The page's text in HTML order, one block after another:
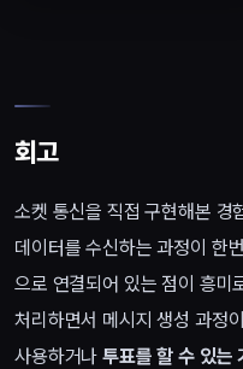
회고
소켓 통신을 직접 구현해본 경
데이터를 수신하는 과정이 한
으로 연결되어 있는 점이 흥미
처리하면서 메시지 생성 과정
사용하거나투표를 할 수 있는